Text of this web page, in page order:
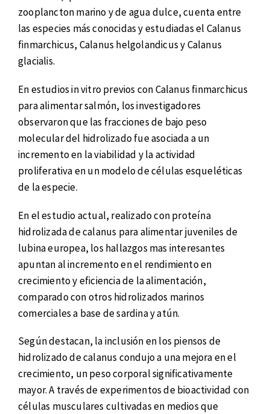
zooplancton marino y de agua dulce, cuenta entre
las especies más conocidas y estudiadas el Calanus
finmarchicus, Calanus helgolandicus y Calanus
glacialis.
En estudios in vitro previos con Calanus finmarchicus
para alimentar salmón, los investigadores
observaron que las fracciones de bajo peso
molecular del hidrolizado fue asociada a un
incremento en la viabilidad y la actividad
proliferativa en un modelo de células esqueléticas
de la especie.
En el estudio actual, realizado con proteína
hidrolizada de calanus para alimentar juveniles de
lubina europea, los hallazgos mas interesantes
apuntan al incremento en el rendimiento en
crecimiento y eficiencia de la alimentación,
comparado con otros hidrolizados marinos
comerciales a base de sardina y atún.
Según destacan, la inclusión en los piensos de
hidrolizado de calanus condujo a una mejora en el
crecimiento, un peso corporal significativamente
mayor. A través de experimentos de bioactividad con
células musculares cultivadas en medios que